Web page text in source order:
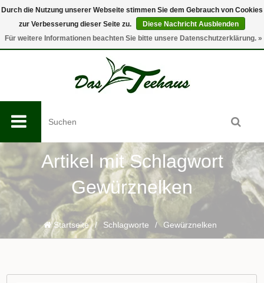
0
Artikel mit Schlagwort
Gewürznelken
Startseite / Schlagworte / Gewürznelken
Durch die Nutzung unserer Webseite stimmen Sie dem Gebrauch von Cookies
zur Verbesserung dieser Seite zu.
Diese Nachricht Ausblenden
Für weitere Informationen beachten Sie bitte unsere Datenschutzerklärung. »